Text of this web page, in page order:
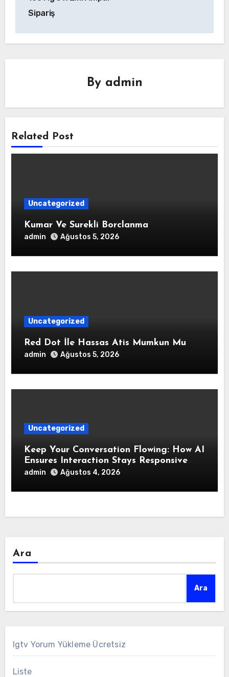
Sipariş
By admin
Related Post
Uncategorized
Kumar Ve Surekli Borclanma
admin Ağustos 5, 2026
Uncategorized
Red Dot İle Hassas Atis Mumkun Mu
admin Ağustos 5, 2026
Uncategorized
Keep Your Conversation Flowing: How AI
Ensures Interaction Stays Responsive
During Dialogue
admin Ağustos 4, 2026
Ara
Ara
Igtv Yorum Yükleme Ücretsiz
Liste